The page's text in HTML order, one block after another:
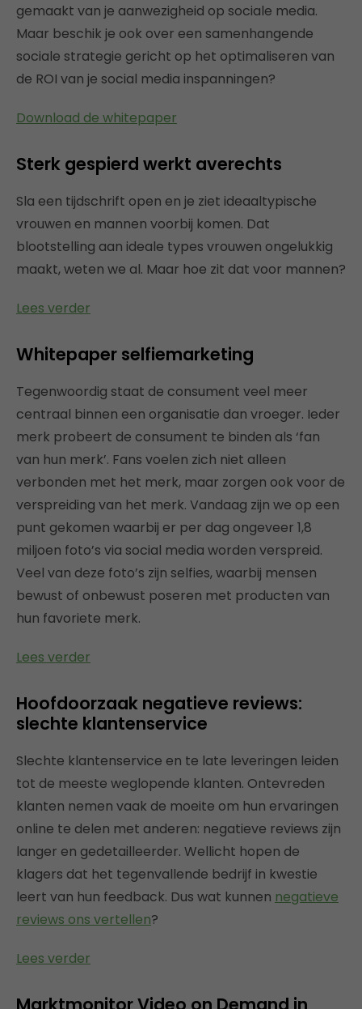
gemaakt van je aanwezigheid op sociale media.
Maar beschik je ook over een samenhangende
sociale strategie gericht op het optimaliseren van
de ROI van je social media inspanningen?
Download de whitepaper
Sterk gespierd werkt averechts
Sla een tijdschrift open en je ziet ideaaltypische
vrouwen en mannen voorbij komen. Dat
blootstelling aan ideale types vrouwen ongelukkig
maakt, weten we al. Maar hoe zit dat voor mannen?
Lees verder
Whitepaper selfiemarketing
Tegenwoordig staat de consument veel meer
centraal binnen een organisatie dan vroeger. Ieder
merk probeert de consument te binden als ‘fan
van hun merk’. Fans voelen zich niet alleen
verbonden met het merk, maar zorgen ook voor de
verspreiding van het merk. Vandaag zijn we op een
punt gekomen waarbij er per dag ongeveer 1,8
miljoen foto’s via social media worden verspreid.
Veel van deze foto’s zijn selfies, waarbij mensen
bewust of onbewust poseren met producten van
hun favoriete merk.
Lees verder
Hoofdoorzaak negatieve reviews:
slechte klantenservice
Slechte klantenservice en te late leveringen leiden
tot de meeste weglopende klanten. Ontevreden
klanten nemen vaak de moeite om hun ervaringen
online te delen met anderen: negatieve reviews zijn
langer en gedetailleerder. Wellicht hopen de
klagers dat het tegenvallende bedrijf in kwestie
leert van hun feedback. Dus wat kunnen negatieve
reviews ons vertellen?
Lees verder
Marktmonitor Video on Demand in